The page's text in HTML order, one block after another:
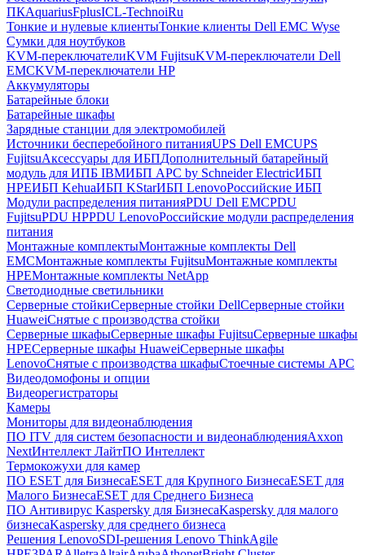
ПКAquariusFplusICL-TechnoiRu
Тонкие и нулевые клиентыТонкие клиенты Dell EMC Wyse
Сумки для ноутбуков
KVM-переключателиKVM FujitsuKVM-переключатели Dell
EMCKVM-переключатели HP
Аккумуляторы
Батарейные блоки
Батарейные шкафы
Зарядные станции для электромобилей
Источники бесперебойного питанияUPS Dell EMCUPS
FujitsuАксессуары для ИБПДополнительный батарейный
модуль для ИПБ IBMИБП APC by Schneider ElectricИБП
HPEИБП KehuaИБП KStarИБП LenovoРоссийские ИБП
Модули распределения питанияPDU Dell EMCPDU
FujitsuPDU HPPDU LenovoРоссийские модули распределения
питания
Монтажные комплектыМонтажные комплекты Dell
EMCМонтажные комплекты FujitsuМонтажные комплекты
HPEМонтажные комплекты NetApp
Светодиодные светильники
Серверные стойкиСерверные стойки DellСерверные стойки
HuaweiСнятые с производства стойки
Серверные шкафыСерверные шкафы FujitsuСерверные шкафы
HPEСерверные шкафы HuaweiСерверные шкафы
LenovoСнятые с производства шкафыСтоечные системы APC
Видеодомофоны и опции
Видеорегистраторы
Камеры
Мониторы для видеонаблюдения
ПО ITV для систем безопасности и видеонаблюденияAxxon
NextИнтеллект ЛайтПО Интеллект
Термокожухи для камер
ПО ESET для БизнесаESET для Крупного БизнесаESET для
Малого БизнесаESET для Среднего Бизнеса
ПО Антивирус Kaspersky для БизнесаKaspersky для малого
бизнесаKaspersky для среднего бизнеса
Решения LenovoSDI-решения Lenovo ThinkAgile